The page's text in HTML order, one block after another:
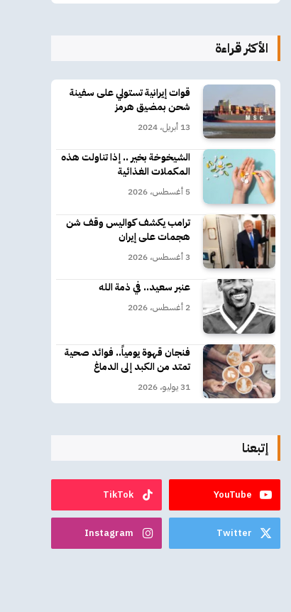
الأكثر قراءة
قوات إيرانية تستولي على سفينة
شحن بمضيق هرمز
13 أبريل، 2024
الشيخوخة بخير .. إذا تناولت هذه
المكملات الغذائية
5 أغسطس، 2026
ترامب يكشف كواليس وقف شن
هجمات على إيران
3 أغسطس، 2026
عنبر سعيد.. في ذمة الله
2 أغسطس، 2026
فنجان قهوة يومياً.. فوائد صحية
تمتد من الكبد إلى الدماغ
31 يوليو، 2026
إتبعنا
YouTube
TikTok
Twitter
Instagram